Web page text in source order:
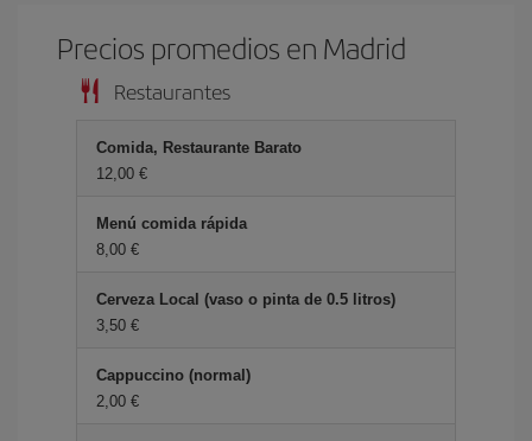
Precios promedios en Madrid
Restaurantes
Comida, Restaurante Barato
12,00 €
Menú comida rápida
8,00 €
Cerveza Local (vaso o pinta de 0.5 litros)
3,50 €
Cappuccino (normal)
2,00 €